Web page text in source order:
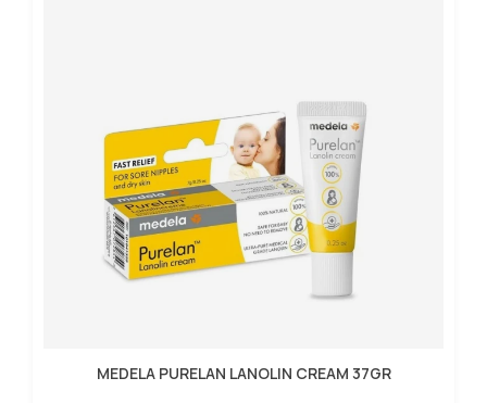
MEDELA PURELAN LANOLIN CREAM 37GR